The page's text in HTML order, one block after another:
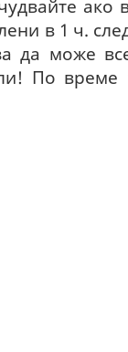
в 1 ч.
да може
По